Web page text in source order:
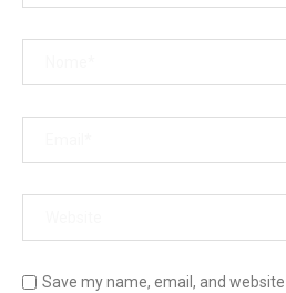
Save my name, email, and